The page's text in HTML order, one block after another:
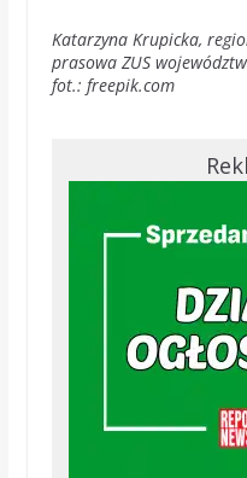
Katarzyna Krupicka,
prasowa ZUS
fot.: freepik.com